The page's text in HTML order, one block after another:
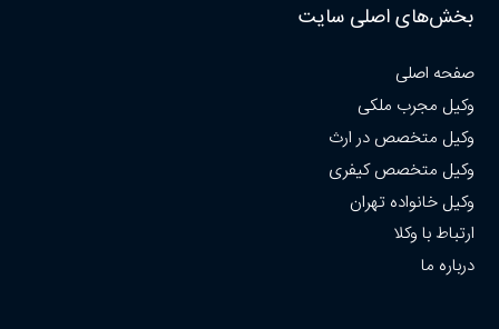
بخش‌های اصلی سایت
صفحه اصلی
وکیل مجرب ملکی
وکیل متخصص در ارث
وکیل متخصص کیفری
وکیل خانواده تهران
ارتباط با وکلا
درباره ما